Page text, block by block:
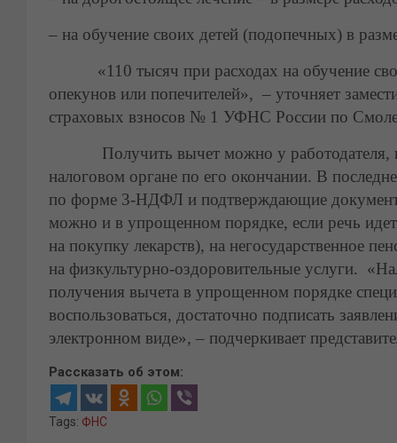
– на обучение своих детей (подопечных) в
«110 тысяч при расходах на обучение
опекунов или попечителей», – уточняет
страховых взносов № 1 УФНС России по
Получить вычет можно у работодателя, в
налоговом органе по его окончании. В
по форме 3-НДФЛ и подтверждающие
можно и в упрощенном порядке, если речь
на покупку лекарств), на негосударственное
на физкультурно-оздоровительные услуги.
получения вычета в упрощенном порядке
воспользоваться, достаточно подписать
электронном виде», – подчеркивает
Рассказать об этом:
Tags: ФНС